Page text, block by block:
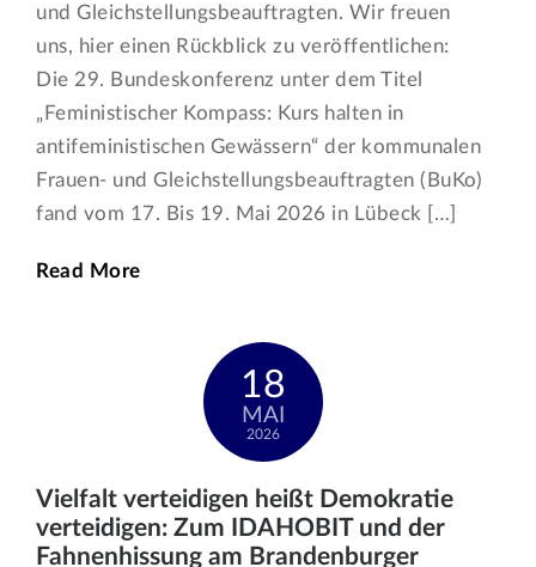
und Gleichstellungsbeauftragten. Wir freuen
uns, hier einen Rückblick zu veröffentlichen:
Die 29. Bundeskonferenz unter dem Titel
„Feministischer Kompass: Kurs halten in
antifeministischen Gewässern“ der kommunalen
Frauen- und Gleichstellungsbeauftragten (BuKo)
fand vom 17. Bis 19. Mai 2026 in Lübeck […]
Read More
18
MAI
2026
Vielfalt verteidigen heißt Demokratie
verteidigen: Zum IDAHOBIT und der
Fahnenhissung am Brandenburger